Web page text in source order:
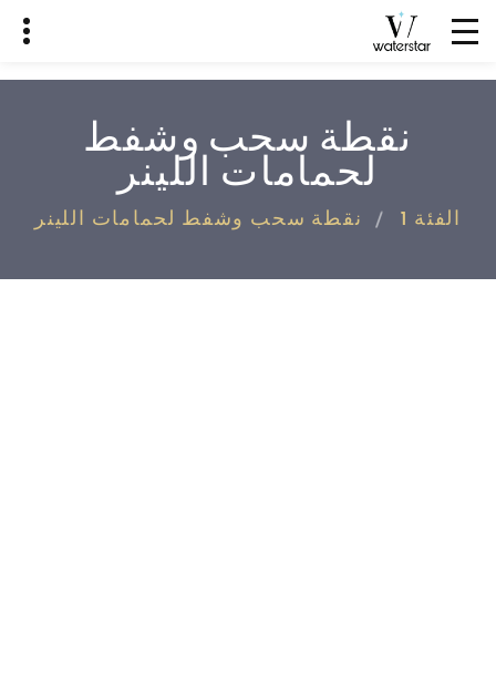
نقطة سحب وشفط
لحمامات اللينر
الفئة 1 نقطة سحب وشفط لحمامات اللينر